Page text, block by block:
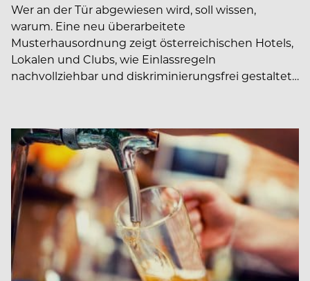
Wer an der Tür abgewiesen wird, soll wissen,
warum. Eine neu überarbeitete
Musterhausordnung zeigt österreichischen Hotels,
Lokalen und Clubs, wie Einlassregeln
nachvollziehbar und diskriminierungsfrei gestaltet…